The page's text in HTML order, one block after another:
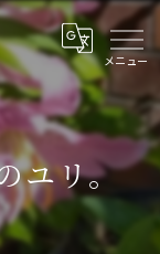
ユリ。